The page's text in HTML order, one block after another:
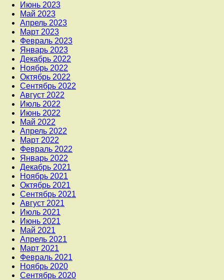
Июнь 2023
Май 2023
Апрель 2023
Март 2023
Февраль 2023
Январь 2023
Декабрь 2022
Ноябрь 2022
Октябрь 2022
Сентябрь 2022
Август 2022
Июль 2022
Июнь 2022
Май 2022
Апрель 2022
Март 2022
Февраль 2022
Январь 2022
Декабрь 2021
Ноябрь 2021
Октябрь 2021
Сентябрь 2021
Август 2021
Июль 2021
Июнь 2021
Май 2021
Апрель 2021
Март 2021
Февраль 2021
Ноябрь 2020
Сентябрь 2020